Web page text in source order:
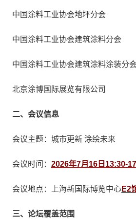
中国涂料工业协会地坪分会
中国涂料工业协会建筑涂料分会
中国涂料工业协会建筑涂料涂装分
北京涂博国际展览有限公司
二、会议信息
会议主题：城市更新 涂绘未来
会议时间： 2026年7月16日13:30-
会议地点：上海新国际博览中心E2
三、论坛覆盖范围